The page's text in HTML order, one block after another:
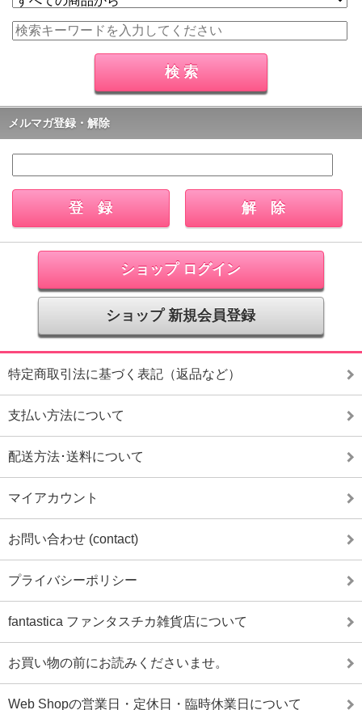
メルマガ登録・解除
ショップ ログイン
ショップ 新規会員登録
特定商取引法に基づく表記（返品など）
支払い方法について
配送方法･送料について
マイアカウント
お問い合わせ (contact)
プライバシーポリシー
fantastica ファンタスチカ雑貨店について
お買い物の前にお読みくださいませ。
Web Shopの営業日・定休日・臨時休業日について